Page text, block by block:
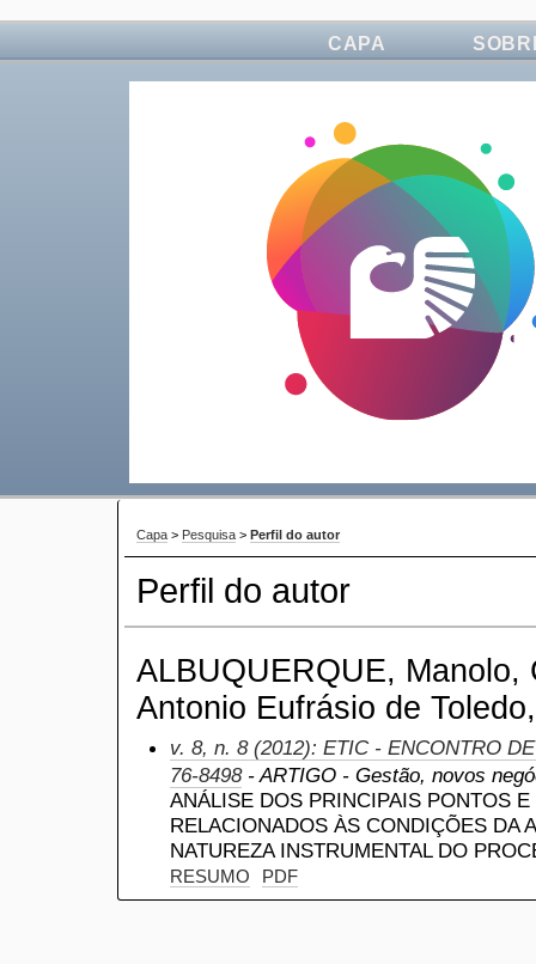
CAPA
Capa > Pesquisa > Perfil do autor
Perfil do autor
ALBUQUERQUE, Manolo,
Antonio Eufrásio de
v. 8, n. 8 (2012): ETIC - ENCONTRO
76-8498- ARTIGO - Gestão, novos
ANÁLISE DOS PRINCIPAIS PONTOS
RELACIONADOS ÀS CONDIÇÕES DA
NATUREZA INSTRUMENTAL DO
RESUMO PDF